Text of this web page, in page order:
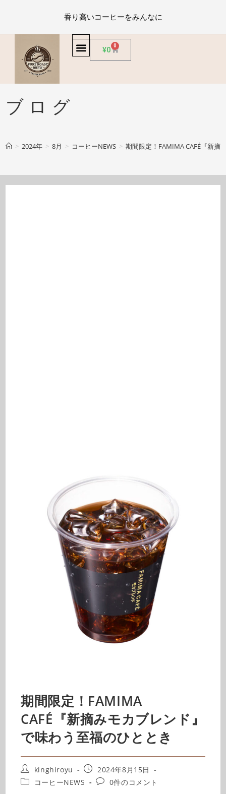
香り高いコーヒーをみんなに
¥0 0
ブログ
> 2024年 > 8月 > コーヒーNEWS > 期間限定！FAMIMA CAFÉ『新摘
期間限定！FAMIMA
CAFÉ『新摘みモカブレンド』
で味わう至福のひととき
kinghiroyu
2024年8月15日
コーヒーNEWS
0件のコメント